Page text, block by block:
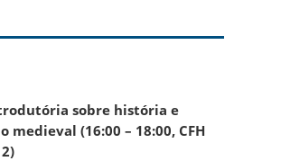
sobre história e
medieval (16:00 – 18:00, CFH